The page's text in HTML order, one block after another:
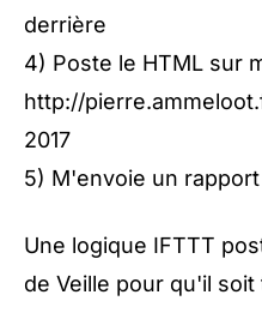
derrière
4) Poste le HTML sur
http://
2017
5) M'envoie un rapport
Une logique IFTTT
de Veille pour qu'il